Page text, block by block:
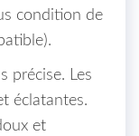
condition de
précise. Les
éclatantes.
et